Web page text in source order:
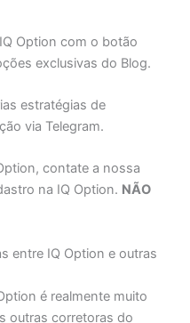
Option com o botão
exclusivas do Blog.
estratégias de
via Telegram.
contate a nossa
na IQ Option. NÃO
entre IQ Option e outras
é realmente muito
outras corretoras do